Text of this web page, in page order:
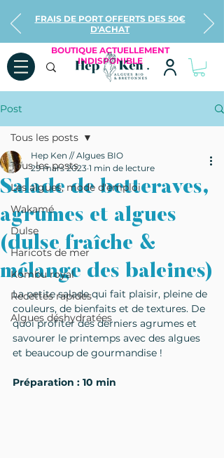
FRAIS DE PORT OFFERTS DES 50€
D'ACHAT
BOUTIQUE ACTUELLEMENT
INDISPONIBLE
Post
Tous les posts
Les algues, mode d'emploi
Wakamé
Dulse
Haricots de mer
Kombu royal
Recettes rapides
Algues déshydratées
Tous les posts
Salade de betteraves,
agrumes et algues
(dulse fraîche &
mélange des baleines)
Hep Ken // Algues BIO
29 mars 2023 1 min de lecture
La petite salade qui fait plaisir, pleine de
couleurs, de bienfaits et de textures. De
quoi profiter des derniers agrumes et
savourer le printemps avec des algues
et beaucoup de gourmandise !
Préparation : 10 min